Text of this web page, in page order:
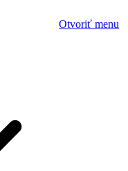
Otvoriť menu